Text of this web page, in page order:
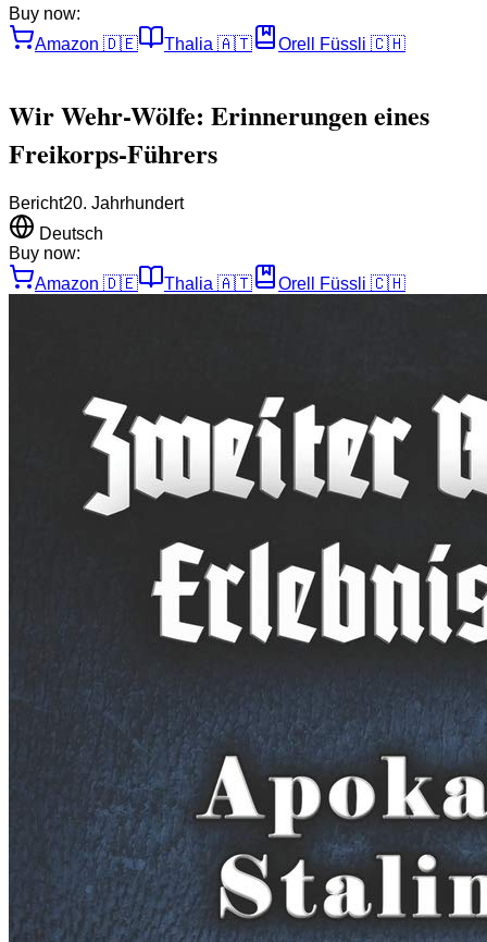
Buy now:
Amazon 🇩🇪 Thalia 🇦🇹 Orell Füssli 🇨🇭
Wir Wehr-Wölfe: Erinnerungen eines
Freikorps-Führers
Bericht20. Jahrhundert
Deutsch
Buy now:
Amazon 🇩🇪 Thalia 🇦🇹 Orell Füssli 🇨🇭